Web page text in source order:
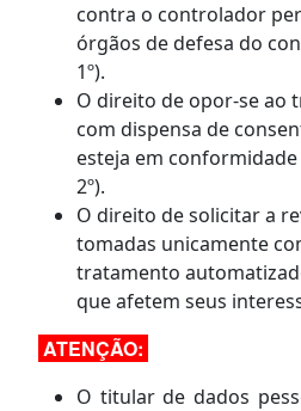
contra o controlador
órgãos de defesa do
1º).
O direito de opor-se ao
com dispensa de
esteja em conformidade
2º).
O direito de solicitar a
tomadas unicamente
tratamento
que afetem seus
ATENÇÃO:
O titular de dados